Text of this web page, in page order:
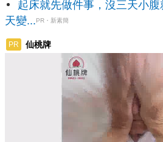
起床就先做件事，沒三天小
天變... PR・新素簡
PR 仙桃牌